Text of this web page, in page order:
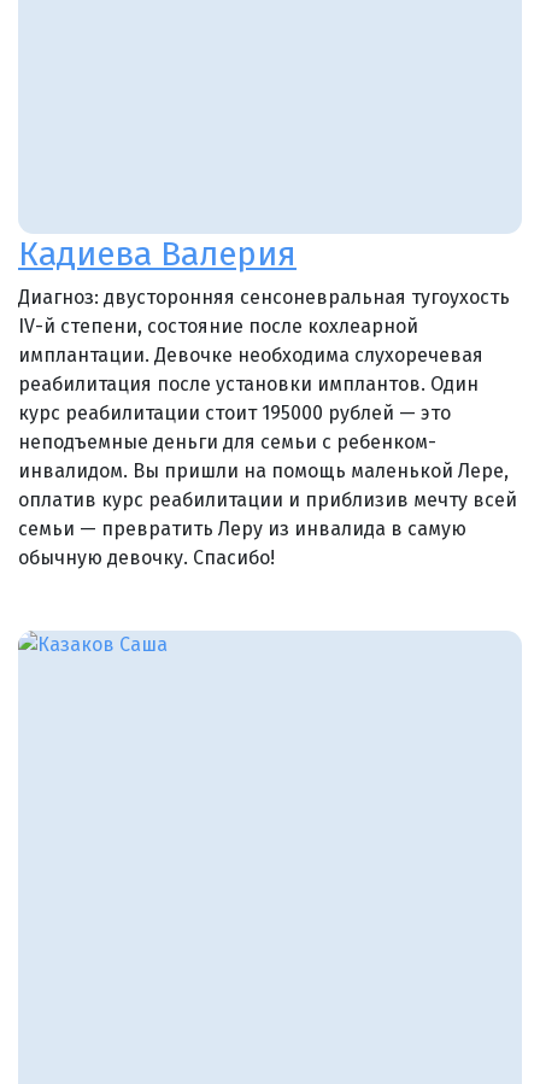
Кадиева Валерия
Диагноз: двусторонняя сенсоневральная тугоухость
IV-й степени, состояние после кохлеарной
имплантации. Девочке необходима слухоречевая
реабилитация после установки имплантов. Один
курс реабилитации стоит 195000 рублей — это
неподъемные деньги для семьи с ребенком-
инвалидом. Вы пришли на помощь маленькой Лере,
оплатив курс реабилитации и приблизив мечту всей
семьи — превратить Леру из инвалида в самую
обычную девочку. Спасибо!